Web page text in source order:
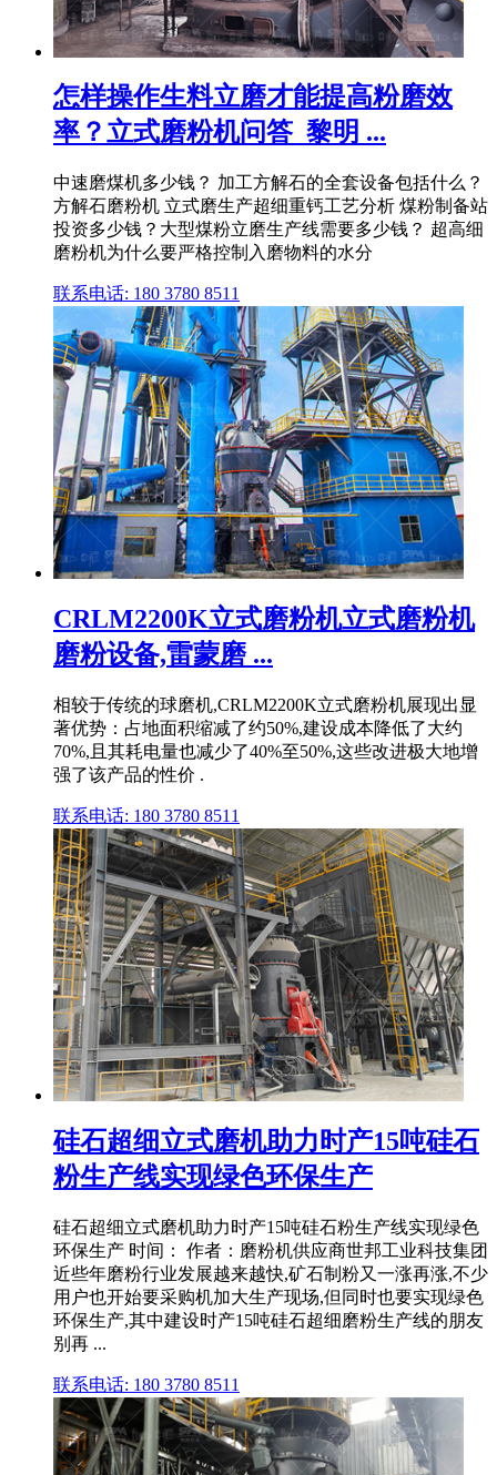
怎样操作生料立磨才能提高粉磨效
率？立式磨粉机问答_黎明 ...
中速磨煤机多少钱？ 加工方解石的全套设备包括什么？
方解石磨粉机 立式磨生产超细重钙工艺分析 煤粉制备站
投资多少钱？大型煤粉立磨生产线需要多少钱？ 超高细
磨粉机为什么要严格控制入磨物料的水分
联系电话: 180 3780 8511
CRLM2200K立式磨粉机立式磨粉机
磨粉设备,雷蒙磨 ...
相较于传统的球磨机,CRLM2200K立式磨粉机展现出显
著优势：占地面积缩减了约50%,建设成本降低了大约
70%,且其耗电量也减少了40%至50%,这些改进极大地增
强了该产品的性价 .
联系电话: 180 3780 8511
硅石超细立式磨机助力时产15吨硅石
粉生产线实现绿色环保生产
硅石超细立式磨机助力时产15吨硅石粉生产线实现绿色
环保生产 时间： 作者：磨粉机供应商世邦工业科技集团
近些年磨粉行业发展越来越快,矿石制粉又一涨再涨,不少
用户也开始要采购机加大生产现场,但同时也要实现绿色
环保生产,其中建设时产15吨硅石超细磨粉生产线的朋友
别再 ...
联系电话: 180 3780 8511